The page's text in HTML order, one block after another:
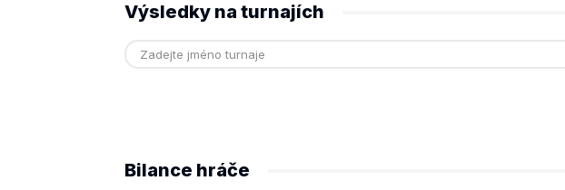
Výsledky na turnajích
Bilance hráče